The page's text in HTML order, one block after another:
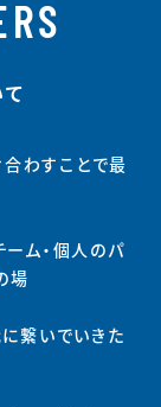
わすことで最
ム・個人のパ
場
繋いでいきた